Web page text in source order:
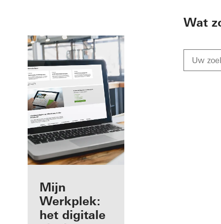
Voordelen voor
u als
geregistreerd
Mijn
Werkplek:
het digitale
Wat